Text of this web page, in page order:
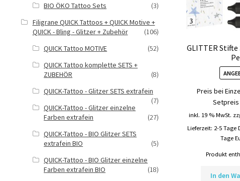
GLITTER
Preis bei
Setpreis
inkl. 19 % MwSt.
Lieferzeit: 2-5 Tage
Tage
Produkt
In den
BIO ÖKO Tattoo Sets
(3)
Filigrane QUICK Tattoos + QUICK Motive +
QUICK - Bling - Glitzer + Zubehör
(106)
QUICK Tattoo MOTIVE
(52)
QUICK Tattoo komplette SETS +
ZUBEHÖR
(8)
QUICK-Tattoo - Glitzer SETS extrafein
(7)
QUICK-Tattoo - Glitzer einzelne
Farben extrafein
(27)
QUICK-Tattoo - BIO Glitzer SETS
extrafein BIO
(5)
QUICK-Tattoo - BIO Glitzer einzelne
Farben extrafein BIO
(18)